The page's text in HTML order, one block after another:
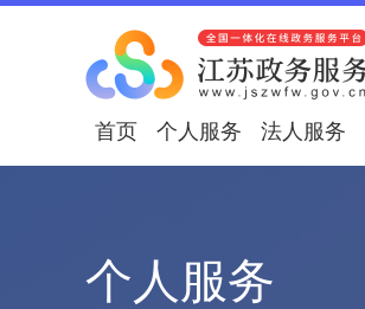
首页 个人服务 法人服务
个人服务